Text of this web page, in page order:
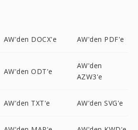
AW'den DOCX'e AW'den PDF'e
AW'den ODT'e
AW'den
AZW3'e
AW'den TXT'e AW'den SVG'e